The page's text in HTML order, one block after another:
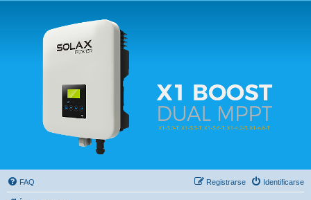
Solax FAQ
Lugar para intercambiar dudas sobre inversores solares Solax y temas relacionados.
FAQ Identificarse
Registrarse